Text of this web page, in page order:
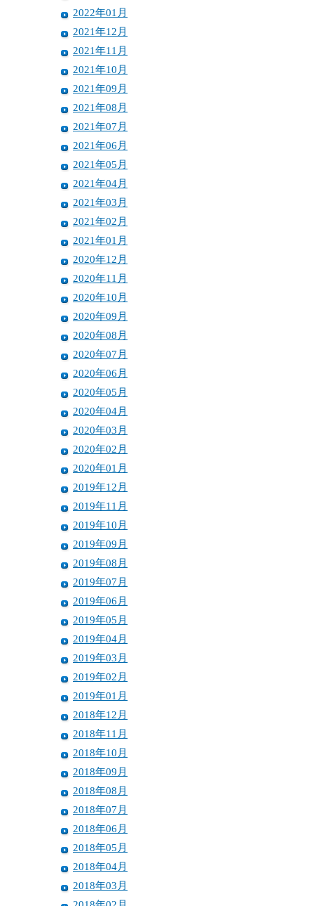
2022年01月
2021年12月
2021年11月
2021年10月
2021年09月
2021年08月
2021年07月
2021年06月
2021年05月
2021年04月
2021年03月
2021年02月
2021年01月
2020年12月
2020年11月
2020年10月
2020年09月
2020年08月
2020年07月
2020年06月
2020年05月
2020年04月
2020年03月
2020年02月
2020年01月
2019年12月
2019年11月
2019年10月
2019年09月
2019年08月
2019年07月
2019年06月
2019年05月
2019年04月
2019年03月
2019年02月
2019年01月
2018年12月
2018年11月
2018年10月
2018年09月
2018年08月
2018年07月
2018年06月
2018年05月
2018年04月
2018年03月